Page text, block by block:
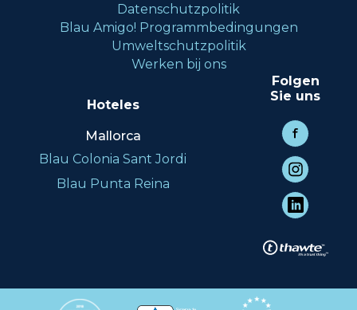
Datenschutzpolitik
Blau Amigo! Programmbedingungen
Umweltschutzpolitik
Werken bij ons
Hoteles
Mallorca
Blau Colonia Sant Jordi
Blau Punta Reina
Folgen
Sie uns